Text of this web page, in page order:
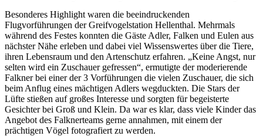
Besonderes Highlight waren die beeindruckenden
Flugvorführungen der Greifvogelstation Hellenthal. Mehrmals
während des Festes konnten die Gäste Adler, Falken und Eulen aus
nächster Nähe erleben und dabei viel Wissenswertes über die Tiere,
ihren Lebensraum und den Artenschutz erfahren. „Keine Angst, nur
selten wird ein Zuschauer gefressen“, ermutigte der moderierende
Falkner bei einer der 3 Vorführungen die vielen Zuschauer, die sich
beim Anflug eines mächtigen Adlers wegduckten. Die Stars der
Lüfte stießen auf großes Interesse und sorgten für begeisterte
Gesichter bei Groß und Klein. Da war es klar, dass viele Kinder das
Angebot des Falknerteams gerne annahmen, mit einem der
prächtigen Vögel fotografiert zu werden.